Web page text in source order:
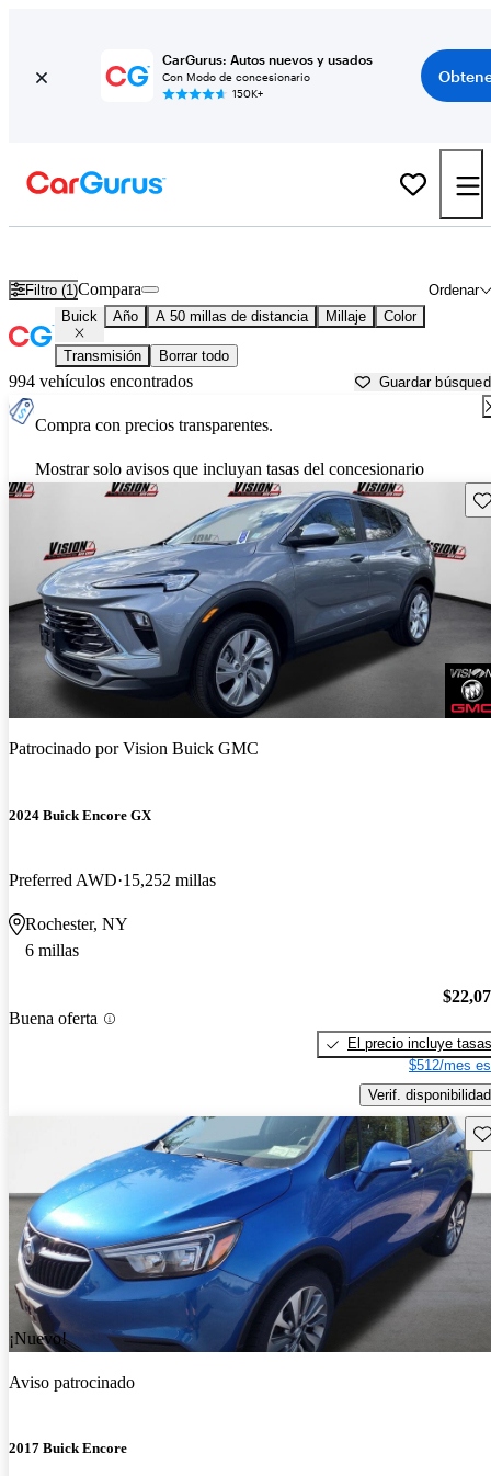
CarGurus: Autos nuevos y usados
Con Modo de concesionario
150K+
Filtro (1) Ordenar
Compara
Buick Año A 50 millas de distancia Millaje Color
Transmisión Borrar todo
994 vehículos encontrados Guardar
Compra con precios transparentes.
Mostrar solo avisos que incluyan tasas del concesionario
Patrocinado porVision Buick GMC
2024 Buick Encore GX
Preferred AWD 15,252 millas
Rochester, NY
6 millas
Buena oferta
El precio incluye tasas
$512/mes
Verif. disponibilidad
¡Nuevo!
Aviso patrocinado
2017 Buick Encore